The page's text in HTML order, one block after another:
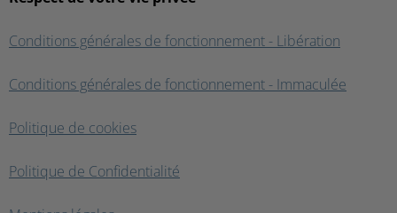
Conditions générales de fonctionnement - Libération
Conditions générales de fonctionnement - Immaculée
Politique de cookies
Politique de Confidentialité